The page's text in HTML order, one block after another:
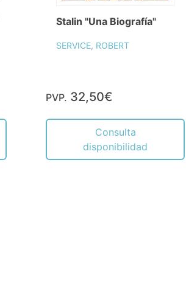
Stalin "Una Biografía"
SERVICE, ROBERT
PVP. 32,50€
Consulta
disponibilidad